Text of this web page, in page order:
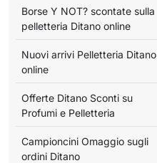
Borse Y NOT? scontate sulla
pelletteria Ditano online
Nuovi arrivi Pelletteria Ditano
online
Offerte Ditano Sconti su
Profumi e Pelletteria
Campioncini Omaggio sugli
ordini Ditano